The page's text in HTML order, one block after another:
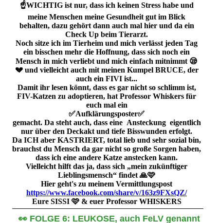
☝️WICHTIG ist nur, dass ich keinen Stress habe und
meine Menschen meine Gesundheit gut im Blick
behalten, dazu gehört dann auch mal hier und da ein
Check Up beim Tierarzt.
Noch sitze ich im Tierheim und mich verlässt jeden Tag
ein bisschen mehr die Hoffnung, dass sich noch ein
Mensch in mich verliebt und mich einfach mitnimmt 😪
💔 und vielleicht auch mit meinen Kumpel BRUCE, der
auch ein FIVI ist...
Damit ihr lesen könnt, dass es gar nicht so schlimm ist,
FIV-Katzen zu adoptieren, hat Professor Whiskers für
euch mal ein
✅️️Aufklärungsposter✅️
gemacht. Da steht auch, dass eine Ansteckung eigentlich
nur über den Deckakt und tiefe Bisswunden erfolgt.
Da ICH aber KASTRIERT, total lieb und sehr sozial bin,
brauchst du Mensch da gar nicht so große Sorgen haben,
dass ich eine andere Katze anstecken kann.
Vielleicht hilft das ja, dass sich „mein zukünftiger
Lieblingsmensch“ findet 🙏🩷
Hier geht's zu meinem Vermittlungspost
https://www.facebook.com/share/v/163z9FXsQZ/
Eure SISSI 🩷 & euer Professor WHISKERS
👀 FOLGE 6: LEUKOSE, auch FeLV genannt